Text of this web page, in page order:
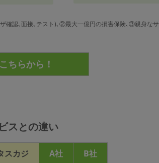
確認､面接､テスト)､②最大一億円の損害保険､③親身なサ
スとの違い
スカジ A社
B社